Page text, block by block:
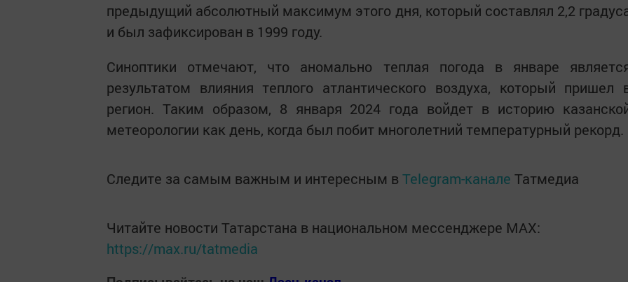
предыдущий абсолютный максимум этого дня, который составлял 2,2
и был зафиксирован в 1999 году.
Синоптики отмечают, что аномально теплая погода в январе
результатом влияния теплого атлантического воздуха, который пришел
регион. Таким образом, 8 января 2024 года войдет в историю
метеорологии как день, когда был побит многолетний температурный рекорд.
Следите за самым важным и интересным в Telegram-канале Татмедиа
Читайте новости Татарстана в национальном мессенджере MАХ:
https://max.ru/tatmedia